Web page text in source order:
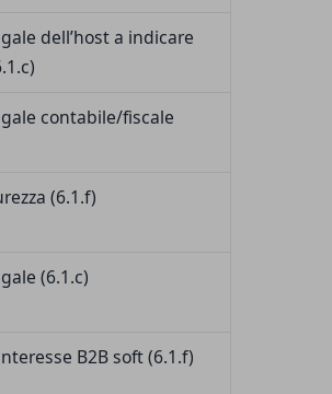
dell’host a indicare
contabile/fiscale
(6.1.f)
(6.1.c)
B2B soft (6.1.f)